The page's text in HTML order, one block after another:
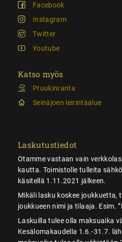
Facebook
Instagram
Twitter
Youtube
Katso myös
Pruukinranta
Seinäjoen leirintäalue
Laskutustiedot
Otamme vastaan vain
kautta. Toimistolle tulleita
käsitellä 1.11.2021 jälkeen.
Mikäli lasku koskee joukkuetta,
joukkueen nimi ja tilaaja. Esim.
Laskuilla tulee olla maksuaika
Kesälomakaudella 1.6.-31.7.